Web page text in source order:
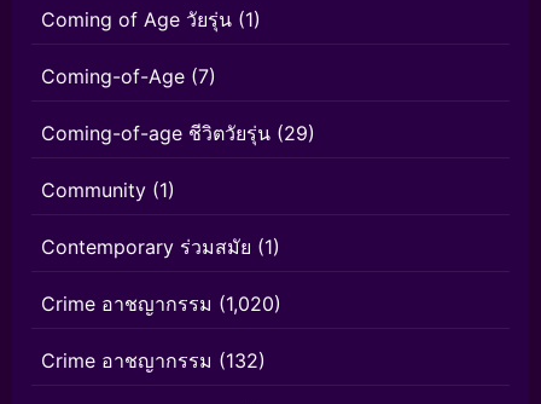
Coming of Age วัยรุ่น (1)
Coming-of-Age (7)
Coming-of-age ชีวิตวัยรุ่น (29)
Community (1)
Contemporary ร่วมสมัย (1)
Crime อาชญากรรม (1,020)
Crime อาชญากรรม (132)